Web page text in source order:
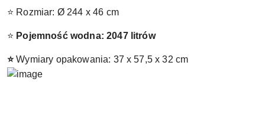
⭐ Rozmiar: Ø 244 x 46 cm
⭐ Pojemność wodna: 2047 litrów
⭐Wymiary opakowania: 37 x 57,5 x 32 cm